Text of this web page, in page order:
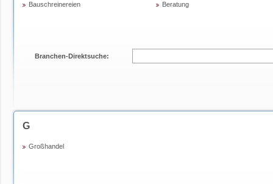
Bauschreinereien Beratung
Branchen-Direktsuche:
G
Großhandel